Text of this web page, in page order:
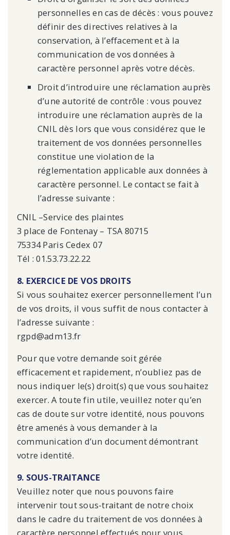
personnelles en cas de décès : vous pouvez
définir des directives relatives à la
conservation, à l’effacement et à la
communication de vos données à
caractère personnel après votre décès.
Droit d’introduire une réclamation auprès
d’une autorité de contrôle : vous pouvez
introduire une réclamation auprès de la
CNIL dès lors que vous considérez que le
traitement de vos données personnelles
constitue une violation de la
réglementation applicable aux données à
caractère personnel. Le contact se fait à
l’adresse suivante :
CNIL –Service des plaintes
3 place de Fontenay – TSA 80715
75334 Paris Cedex 07
Tél : 01.53.73.22.22
8. EXERCICE DE VOS DROITS
Si vous souhaitez exercer personnellement l’un
de vos droits, il vous suffit de nous contacter à
l’adresse suivante :
rgpd@adm13.fr
Pour que votre demande soit gérée
efficacement et rapidement, n’oubliez pas de
nous indiquer le(s) droit(s) que vous souhaitez
exercer. A toute fin utile, veuillez noter qu’en
cas de doute sur votre identité, nous pouvons
être amenés à vous demander à la
communication d’un document démontrant
votre identité.
9. SOUS-TRAITANCE
Veuillez noter que nous pouvons faire
intervenir tout sous-traitant de notre choix
dans le cadre du traitement de vos données à